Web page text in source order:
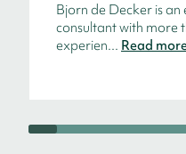
Bjorn de Decker is
consultant with more
experien... Read